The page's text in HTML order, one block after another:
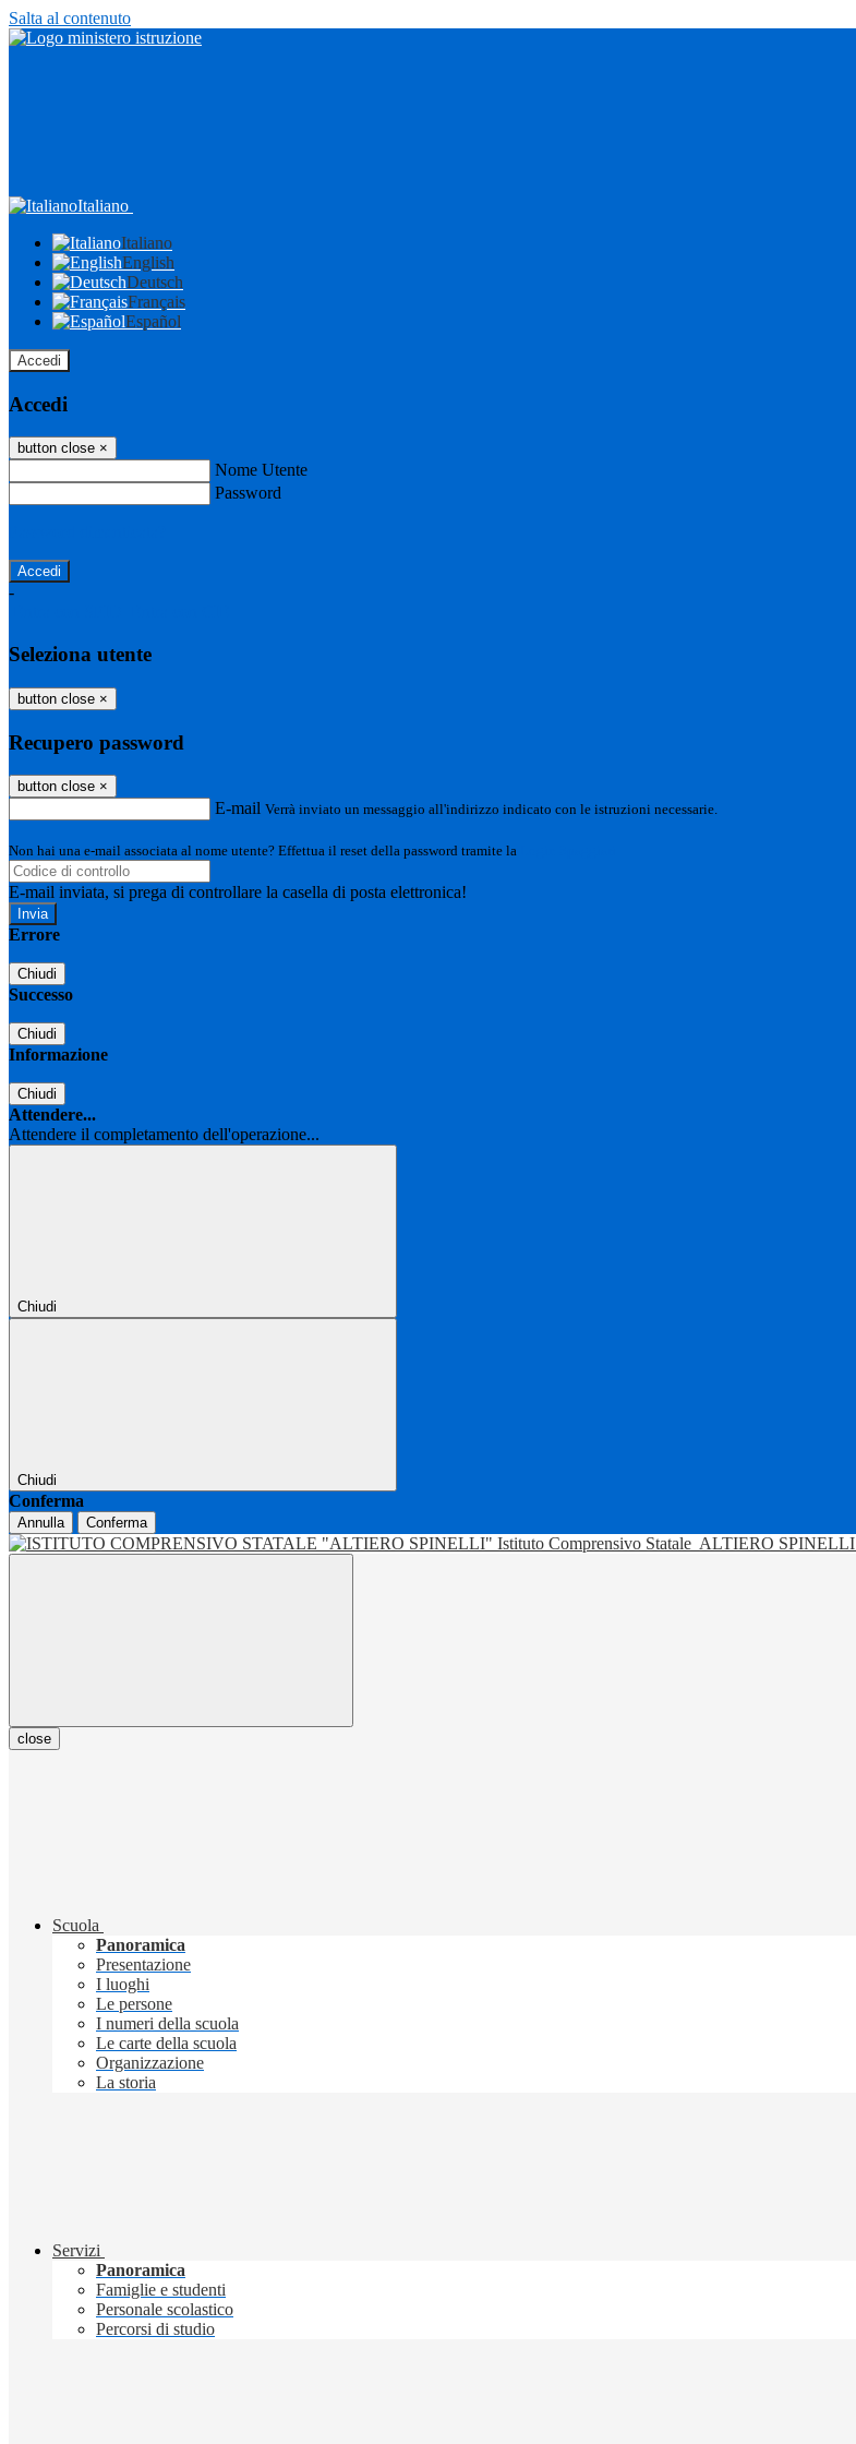
Salta al contenuto
Italiano
Italiano
English
Deutsch
Français
Español
Accedi
Accedi
button close ×
Nome Utente
Password
-
Seleziona utente
button close ×
Recupero password
button close ×
E-mail Verrà inviato un messaggio all'indirizzo indicato con le istruzioni necessarie.
Non hai una e-mail associata al nome utente? Effettua il reset della password tramite la
E-mail inviata, si prega di controllare la casella di posta elettronica!
Errore
Chiudi
Successo
Chiudi
Informazione
Chiudi
Attendere...
Attendere il completamento dell'operazione...
Chiudi
Chiudi
Conferma
Annulla Conferma
Istituto Comprensivo Statale ALTIERO SPINELLI
close
Scuola
Panoramica
Presentazione
I luoghi
Le persone
I numeri della scuola
Le carte della scuola
Organizzazione
La storia
Servizi
Panoramica
Famiglie e studenti
Personale scolastico
Percorsi di studio